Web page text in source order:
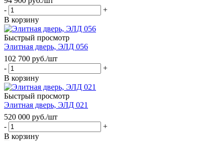
-
+
В корзину
Быстрый просмотр
Элитная дверь, ЭЛД 056
102 700 руб./шт
-
+
В корзину
Быстрый просмотр
Элитная дверь, ЭЛД 021
520 000 руб./шт
-
+
В корзину